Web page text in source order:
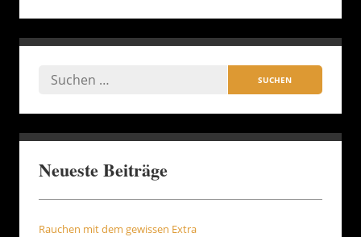
Neueste Beiträge
Rauchen mit dem gewissen Extra